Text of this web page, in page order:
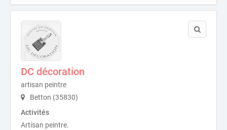
DC décoration
artisan peintre
Betton (35830)
Activités
Artisan peintre.